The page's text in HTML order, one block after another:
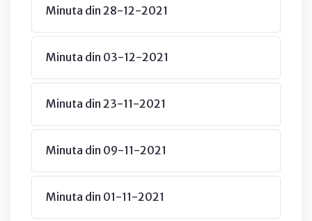
Minuta din 28-12-2021
Minuta din 03-12-2021
Minuta din 23-11-2021
Minuta din 09-11-2021
Minuta din 01-11-2021